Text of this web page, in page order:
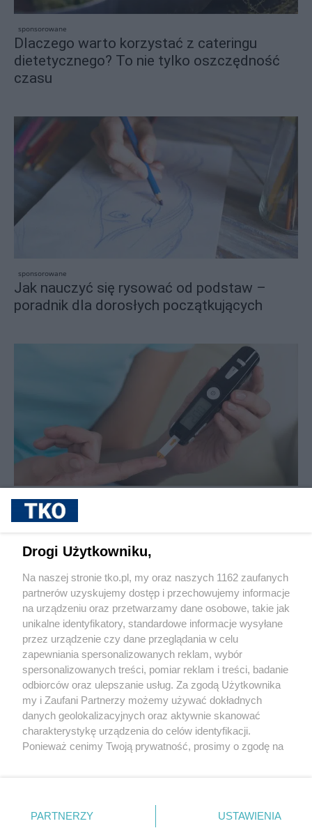
sponsorowane
Dlaczego warto korzystać z cateringu
dietetycznego? To nie tylko oszczędność
czasu
sponsorowane
Jak nauczyć się rysować od podstaw –
poradnik dla dorosłych początkujących
sponsorowane
Cukrzyca – cicha epidemia, która
możliwości leczenia i rosnąca rola
Pokaż więcej
Reklama Tematy Archiwum artykułów
Drogi Użytkowniku,
Na naszej stronie tko.pl, my oraz naszych 1162 zaufanych
partnerów uzyskujemy dostęp i przechowujemy informacje
na urządzeniu oraz przetwarzamy dane osobowe, takie jak
unikalne identyfikatory, standardowe informacje wysyłane
przez urządzenie czy dane przeglądania w celu
zapewniania spersonalizowanych reklam, wybór
spersonalizowanych treści, pomiar reklam i treści, badanie
odbiorców oraz ulepszanie usług. Za zgodą Użytkownika
my i Zaufani Partnerzy możemy używać dokładnych
danych geolokalizacyjnych oraz aktywnie skanować
charakterystykę urządzenia do celów identyfikacji.
Ponieważ cenimy Twoją prywatność, prosimy o zgodę na
znajdujący się w lewym dolnym rogu strony
. Niektóre
rodzaje przetwarzania danych nie wymagają zgody
PARTNERZY USTAWIENIA